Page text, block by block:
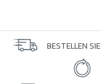
BESTELLEN SIE